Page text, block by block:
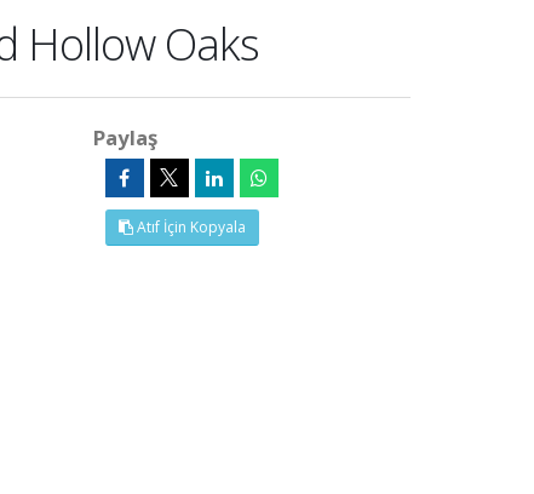
Hollow Oaks
Paylaş
Atıf İçin Kopyala